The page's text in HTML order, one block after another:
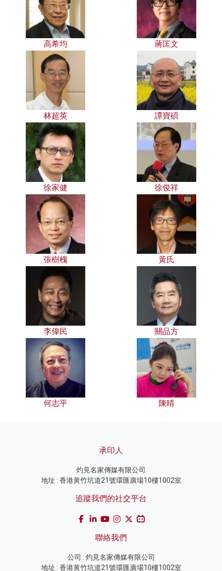
高希均 蔣匡文
林超英 譚寶碩
徐家健 徐俊祥
張樹槐 黃氏
李偉民 關品方
何志平 陳晴
承印人
灼見名家傳媒有限公司
地址 : 香港黃竹坑道21號環匯廣場10樓1002室
追蹤我們的社交平台
聯絡我們
公司 : 灼見名家傳媒有限公司
地址 : 香港黃竹坑道21號環匯廣場10樓1002室